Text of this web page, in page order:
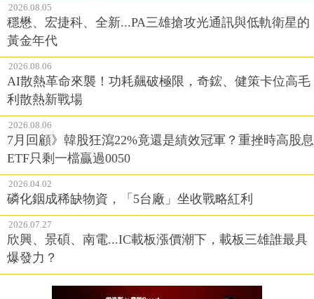
2026.08.05
穩懋、宏捷科、全新...PA三雄搶攻光通訊與低軌衛星的
黃金年代
2026.08.06
AI散熱革命來襲！功耗飆破極限，奇鋐、健策卡位高毛
利散熱新戰場
2026.08.06
7月回顧》韓股狂瀉22%竟還是績效冠軍？重挫時高股息
ETF只剩一檔贏過0050
2026.04.02
磷化銦成稀缺物資，「5台廠」坐收戰略紅利
2026.07.27
欣興、景碩、南電...IC載板漲價潮下，載板三雄誰最具
爆發力？